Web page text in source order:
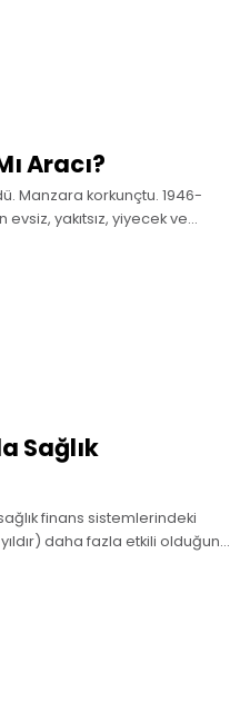
Aracı?
Manzara korkunçtu. 1946-
evsiz, yakıtsız, yiyecek ve
en çok acıyı çekti;
Sağlık
finans sistemlerindeki
daha fazla etkili olduğunu
liberal akım dalga dalga